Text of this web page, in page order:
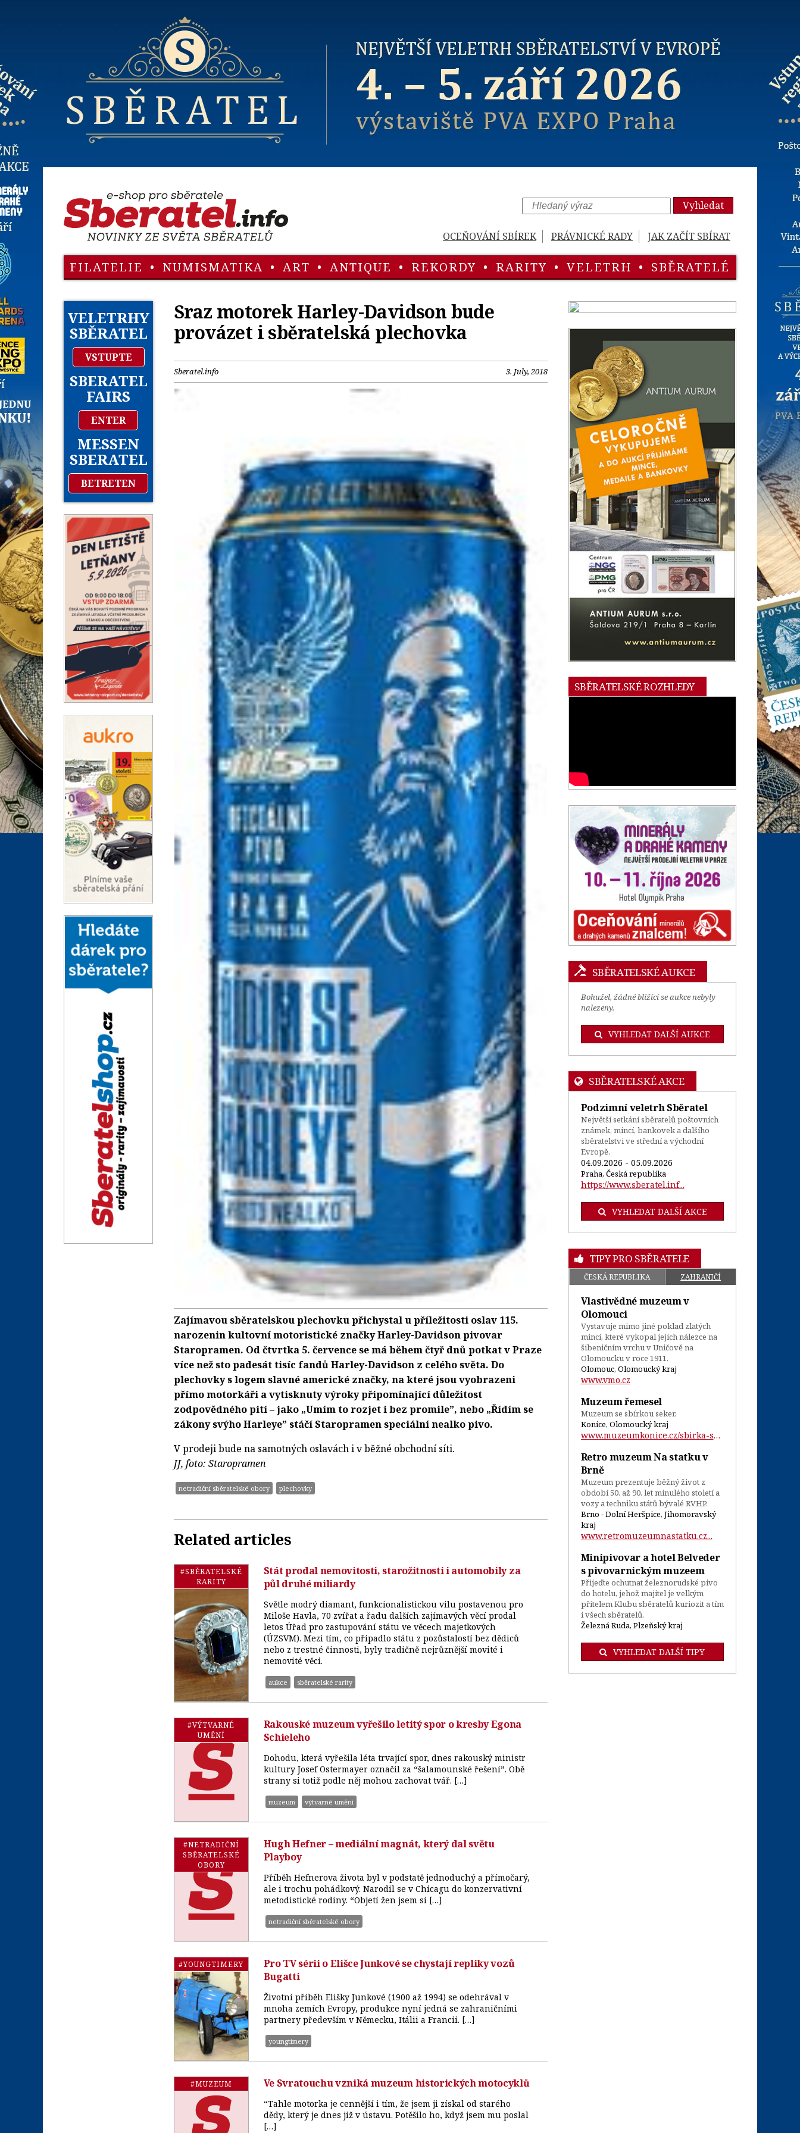
Vyhledat
OCEŇOVÁNÍ SBÍREK PRÁVNICKÉ RADY JAK ZAČÍT SBÍRAT
FILATELIE • NUMISMATIKA • ART • ANTIQUE • REKORDY • RARITY • VELETRH • SBĚRATELÉ
VELETRHY
SBĚRATEL
VSTUPTE
SBERATEL
FAIRS
ENTER
MESSEN
SBERATEL
BETRETEN
Sraz motorek Harley-Davidson bude
provázet i sběratelská plechovka
Sberatel.info 3. July, 2018
Zajímavou sběratelskou plechovku přichystal u příležitosti oslav 115.
narozenin kultovní motoristické značky Harley-Davidson pivovar
Staropramen. Od čtvrtka 5. července se má během čtyř dnů potkat v Praze
více než sto padesát tisíc fandů Harley-Davidson z celého světa. Do
plechovky s logem slavné americké značky, na které jsou vyobrazeni
přímo motorkáři a vytisknuty výroky připomínající důležitost
zodpovědného pití – jako „Umím to rozjet i bez promile”, nebo „Řídím se
zákony svýho Harleye” stáčí Staropramen speciální nealko pivo.
V prodeji bude na samotných oslavách i v běžné obchodní síti.
JJ, foto: Staropramen
netradiční sběratelské obory plechovky
Related articles
#SBĚRATELSKÉ
RARITY
Stát prodal nemovitosti, starožitnosti i automobily za
půl druhé miliardy
Světle modrý diamant, funkcionalistickou vilu postavenou pro
Miloše Havla, 70 zvířat a řadu dalších zajímavých věcí prodal
letos Úřad pro zastupování státu ve věcech majetkových
(ÚZSVM). Mezi tím, co připadlo státu z pozůstalostí bez dědiců
nebo z trestné činnosti, byly tradičně nejrůznější movité i
nemovité věci.
aukce sběratelské rarity
#VÝTVARNÉ
UMĚNÍ
Rakouské muzeum vyřešilo letitý spor o kresby Egona
Schieleho
Dohodu, která vyřešila léta trvající spor, dnes rakouský ministr
kultury Josef Ostermayer označil za “šalamounské řešení”. Obě
strany si totiž podle něj mohou zachovat tvář. […]
muzeum výtvarné umění
#NETRADIČNÍ
SBĚRATELSKÉ
OBORY
Hugh Hefner – mediální magnát, který dal světu
Playboy
Příběh Hefnerova života byl v podstatě jednoduchý a přímočarý,
ale i trochu pohádkový. Narodil se v Chicagu do konzervativní
metodistické rodiny. “Objetí žen jsem si […]
netradiční sběratelské obory
#YOUNGTIMERY
Pro TV sérii o Elišce Junkové se chystají repliky vozů
Bugatti
Životní příběh Elišky Junkové (1900 až 1994) se odehrával v
mnoha zemích Evropy, produkce nyní jedná se zahraničními
partnery především v Německu, Itálii a Francii. […]
youngtimery
#MUZEUM Ve Svratouchu vzniká muzeum historických motocyklů
“Tahle motorka je cennější i tím, že jsem ji získal od starého
dědy, který je dnes již v ústavu. Potěšilo ho, když jsem mu poslal
[…]
SBĚRATELSKÉ ROZHLEDY
SBĚRATELSKÉ AUKCE
Bohužel, žádné blížící se aukce nebyly
nalezeny.
VYHLEDAT DALŠÍ AUKCE
SBĚRATELSKÉ AKCE
Podzimní veletrh Sběratel
Největší setkání sběratelů poštovních
známek, mincí, bankovek a dalšího
sběratelstvi ve střední a východní
Evropě.
04.09.2026 - 05.09.2026
Praha, Česká republika
https://www.sberatel.inf...
VYHLEDAT DALŠÍ AKCE
TIPY PRO SBĚRATELE
ČESKÁ REPUBLIKA ZAHRANIČÍ
Vlastivědné muzeum v
Olomouci
Vystavuje mimo jiné poklad zlatých
mincí, které vykopal jejich nálezce na
šibeničním vrchu v Uničově na
Olomoucku v roce 1911.
Olomouc, Olomoucký kraj
www.vmo.cz
Muzeum řemesel
Muzeum se sbírkou seker.
Konice, Olomoucký kraj
www.muzeumkonice.cz/sbirka-seker...
Retro muzeum Na statku v
Brně
Muzeum prezentuje běžný život z
období 50. až 90. let minulého století a
vozy a techniku států bývalé RVHP.
Brno - Dolní Heršpice, Jihomoravský
kraj
www.retromuzeumnastatku.cz...
Minipivovar a hotel Belveder
s pivovarnickým muzeem
Přijeďte ochutnat železnorudské pivo
do hotelu, jehož majitel je velkým
přítelem Klubu sběratelů kuriozit a tím
i všech sběratelů.
Železná Ruda, Plzeňský kraj
VYHLEDAT DALŠÍ TIPY